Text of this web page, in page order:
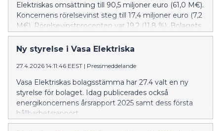
Elektriskas omsättning till 90,5 miljoner euro (61,0 M€).
Koncernens rörelsevinst steg till 17,4 miljoner euro (7,2
M€). Rörelsevinstprocenten var 19,2 (11,8 %). Bolagets
soliditetsgrad steg till 57,6 procent (54,0 %).
Bruttoinvesteringarna steg en aning från året innan
Ny styrelse i Vasa Elektriska
27.4.2026 14:11:46 EEST | Pressmeddelande
Vasa Elektriskas bolagsstämma har 27.4 valt en ny
styrelse för bolaget. Idag publicerades också
energikoncernens årsrapport 2025 samt dess första
hållbarhetsrapport.